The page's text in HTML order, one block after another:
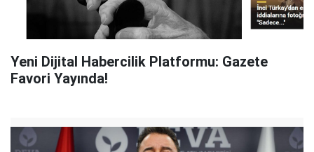
Yeni Dijital Habercilik Platformu: Gazete
Favori Yayında!